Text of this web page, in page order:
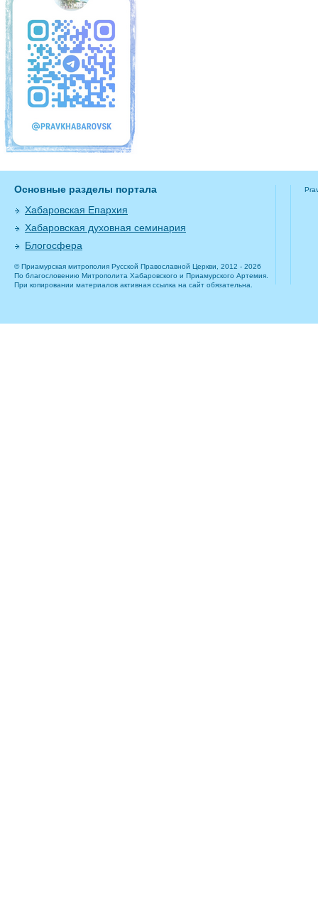
Основные разделы портала
Хабаровская Епархия
Хабаровская духовная семинария
Блогосфера
© Приамурская митрополия Русской Православной Церкви, 2012 - 2026
По благословению Митрополита Хабаровского и Приамурского Артемия.
При копировании материалов активная ссылка на сайт обязательна.